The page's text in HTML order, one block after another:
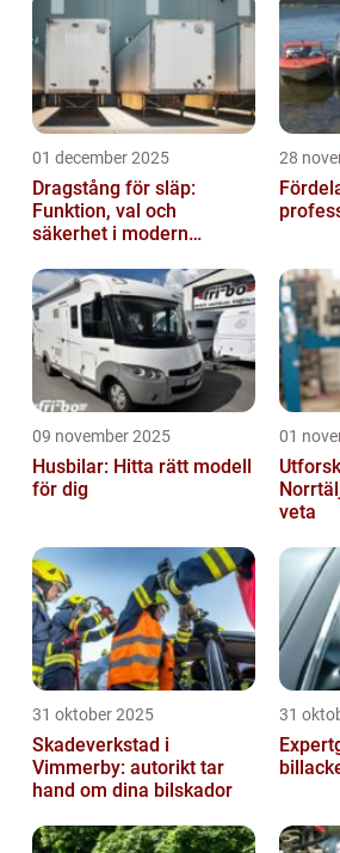
01 december 2025
Dragstång för släp:
Funktion, val och
säkerhet i modern
28
09 november 2025
Husbilar: Hitta rätt modell
för dig
01
veta
31 oktober 2025
Skadeverkstad i
Vimmerby: autorikt tar
hand om dina bilskador
31